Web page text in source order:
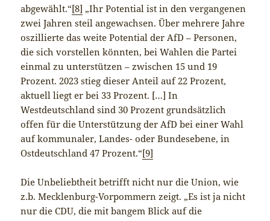
abgewählt.“[8] „Ihr Potential ist in den vergangenen
zwei Jahren steil angewachsen. Über mehrere Jahre
oszillierte das weite Potential der AfD – Personen,
die sich vorstellen könnten, bei Wahlen die Partei
einmal zu unterstützen – zwischen 15 und 19
Prozent. 2023 stieg dieser Anteil auf 22 Prozent,
aktuell liegt er bei 33 Prozent. […] In
Westdeutschland sind 30 Prozent grundsätzlich
offen für die Unterstützung der AfD bei einer Wahl
auf kommunaler, Landes- oder Bundesebene, in
Ostdeutschland 47 Prozent.“[9]
Die Unbeliebtheit betrifft nicht nur die Union, wie
z.b. Mecklenburg-Vorpommern zeigt. „Es ist ja nicht
nur die CDU, die mit bangem Blick auf die